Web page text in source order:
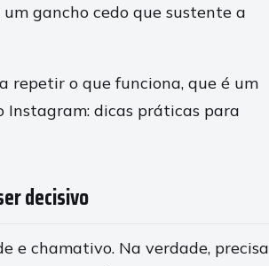
gancho cedo que sustente a
repetir o que funciona, que é um
Instagram: dicas práticas para
decisivo
e chamativo. Na verdade, precisa